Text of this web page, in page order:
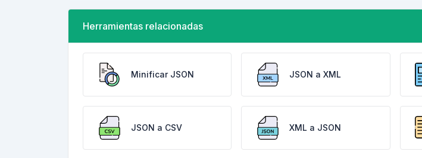
Herramientas relacionadas
Minificar JSON JSON a XML
JSON a CSV XML a JSON